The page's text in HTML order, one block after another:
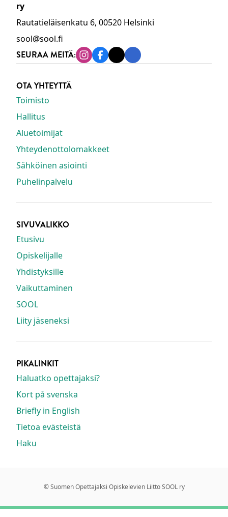
ry
Rautatieläisenkatu 6, 00520 Helsinki
sool@sool.fi
SEURAA MEITÄ: Instagram
Facebook
TiktokLinkedin
OTA YHTEYTTÄ
Toimisto
Hallitus
Aluetoimijat
Yhteydenottolomakkeet
Sähköinen asiointi
Puhelinpalvelu
SIVUVALIKKO
Etusivu
Opiskelijalle
Yhdistyksille
Vaikuttaminen
SOOL
Liity jäseneksi
PIKALINKIT
Haluatko opettajaksi?
Kort på svenska
Briefly in English
Tietoa evästeistä
Haku
© Suomen Opettajaksi Opiskelevien Liitto SOOL ry